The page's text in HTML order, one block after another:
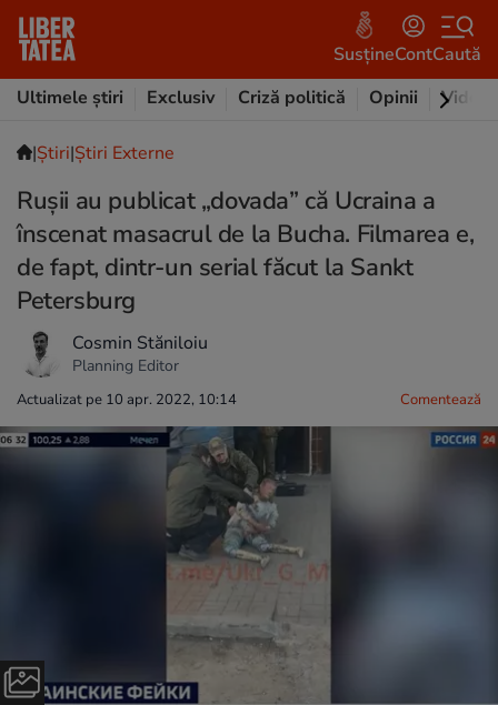
SusțineContCaută
Ultimele știri
Exclusiv Criză politică Opinii Video
|Ştiri|Știri Externe
Rușii au publicat „dovada” că Ucraina a
înscenat masacrul de la Bucha. Filmarea e,
de fapt, dintr-un serial făcut la Sankt
Petersburg
Cosmin Stăniloiu
Planning Editor
Actualizat pe 10 apr. 2022, 10:14 Comentează